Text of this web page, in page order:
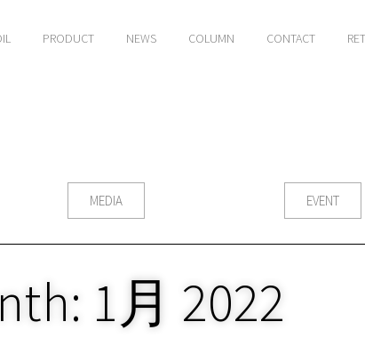
PRODUCT NEWS COLUMN CONTACT
MEDIA EVENT
1月 2022